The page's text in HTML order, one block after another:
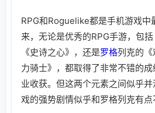
RPG和Roguelike都是手机游戏中
来，无论是优秀的RPG手游，包括
《史诗之心》，还是罗格列克的
力骑士》，都取得了非常不错的
业收获。但这两个元素之间似乎
戏的强势剧情似乎和罗格列克有点